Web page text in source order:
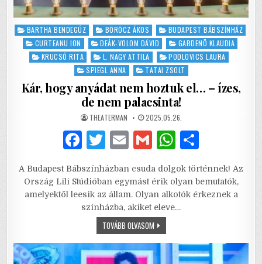
Posted
BARTHA BENDEGÚZ BÖRÖCZ ÁKOS
BUDAPEST BÁBSZÍNHÁZ
CURTEANU ION
DEÁK-VOLOM DÁVID
GARDENÖ KLAUDIA
KRUCSÓ RITA
L. NAGY ATTILA
PODLOVICS LAURA
SPIEGL ANNA
TATAI ZSOLT
Kár, hogy anyádat nem hoztuk el… – ízes,
de nem palacsinta!
AUTHOR:
THEATERMAN PUBLISHED
DATE:
2025.05.26.
F
c
e
b
o
T
it
te
r
E
ai
l
G
ai
l
W
at
s
A
p
ar
e
A Budapest Bábszínházban csuda dolgok történnek! Az
Ország Lili Stúdióban egymást érik olyan bemutatók,
amelyektől leesik az állam. Olyan alkotók érkeznek a
színházba, akiket eleve…
TOVÁBB OLVASOMKÁR,
HOGY
ANYÁDAT
NEM
HOZTUK